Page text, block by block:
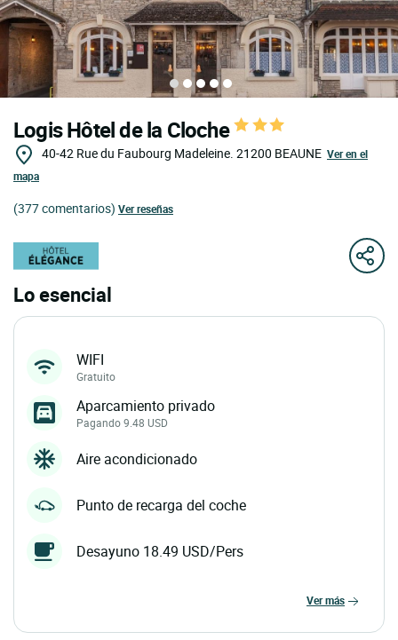
Logis Hôtel de la Cloche
40-42 Rue du Faubourg Madeleine. 21200 BEAUNE Ver en el
mapa
(377 comentarios) Ver reseñas
Lo esencial
WIFI
Gratuito
Aparcamiento privado
Pagando 9.48 USD
Aire acondicionado
Punto de recarga del coche
Desayuno 18.49 USD/Pers
ver más